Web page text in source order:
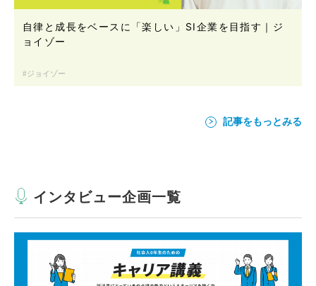
自律と成長をベースに「楽しい」SI企業を目指す｜ジ
ョイゾー
ジョイゾー
記事をもっとみる
インタビュー企画一覧